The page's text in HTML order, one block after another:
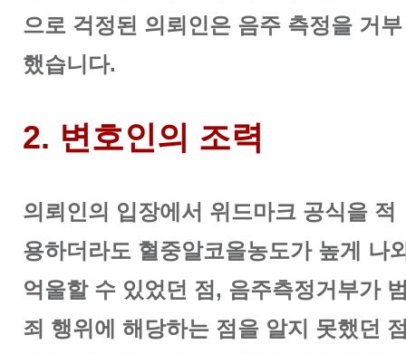
으로 걱정된 의뢰인은 음주 측정을 거부
했습니다.
2. 변호인의 조력
의뢰인의 입장에서 위드마크 공식을 적
용하더라도 혈중알코올농도가 높게 나
억울할 수 있었던 점, 음주측정거부가
죄 행위에 해당하는 점을 알지 못했던